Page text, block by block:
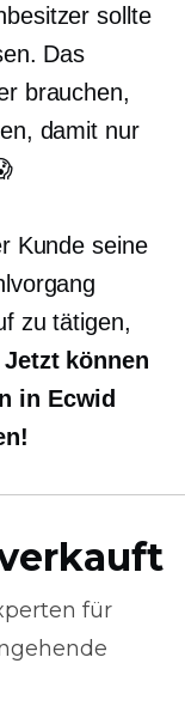
sollte
Das
brauchen,
damit nur
Kunde seine
zu tätigen,
Jetzt können
in Ecwid
für